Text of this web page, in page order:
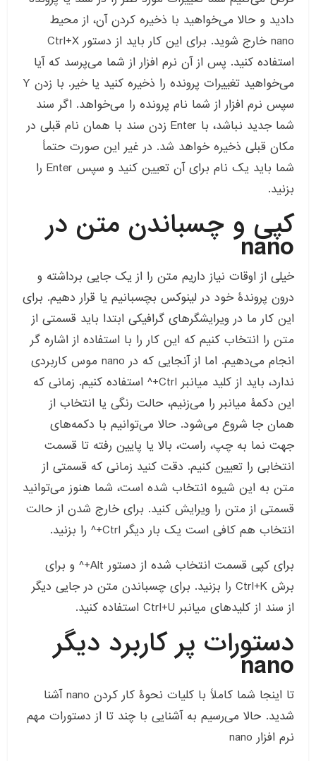
دادید و حالا می‌خواهید با ذخیره کردن آن، از محیط
nano خارج شوید. برای این کار باید از دستور Ctrl+X
استفاده کنید. پس از آن نرم افزار از شما می‌پرسد که آیا
می‌خواهید تغییرات پرونده را ذخیره کنید یا خیر. با زدن Y
سپس نرم افزار از شما نام پرونده را می‌خواهد. اگر سند
شما جدید نباشد، با Enter زدن سند با همان نام قبلی در
مکان قبلی ذخیره خواهد شد. در غیر این صورت حتماً
شما باید یک نام برای آن تعیین کنید و سپس Enter را
بزنید.
کپی و چسباندن متن در
nano
خیلی از اوقات نیاز داریم متن را از یک جایی برداشته و
درون پروندۀ خود در لینوکس بچسبانیم یا قرار دهیم. برای
این کار ما در ویرایشگرهای گرافیکی ابتدا باید قسمتی از
متن را انتخاب کنیم که این کار را با استفاده از اشاره گر
انجام می‌دهیم. اما از آنجایی که در nano موس کاربردی
ندارد، باید از کلید میانبر Ctrl+^ استفاده کنیم. زمانی که
این دکمۀ میانبر را می‌زنیم، حالت رنگی یا انتخاب از
همان جا شروع می‌شود. حالا می‌توانیم با دکمه‌های
جهت نما به چپ، راست، بالا یا پایین رفته تا قسمت
انتخابی را تعیین کنیم. دقت کنید زمانی که قسمتی از
متن به این شیوه انتخاب شده است، شما هنوز می‌توانید
قسمتی از متن را ویرایش کنید. برای خارج شدن از حالت
انتخاب هم کافی است یک بار دیگر Ctrl+^ را بزنید.
برای کپی قسمت انتخاب شده از دستور Alt+^ و برای
برش Ctrl+K را بزنید. برای چسباندن متن در جایی دیگر
از سند از کلیدهای میانبر Ctrl+U استفاده کنید.
دستورات پر کاربرد دیگر
nano
تا اینجا شما کاملاً با کلیات نحوۀ کار کردن nano آشنا
شدید. حالا می‌رسیم به آشنایی با چند تا از دستورات مهم
نرم افزار nano